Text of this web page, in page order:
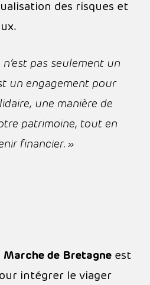
des risques et
pas seulement un
un engagement pour
une manière de
patrimoine, tout en
financier. »
Marche de Bretagneest
intégrer le viager